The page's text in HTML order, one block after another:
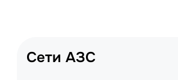
Сети АЗС